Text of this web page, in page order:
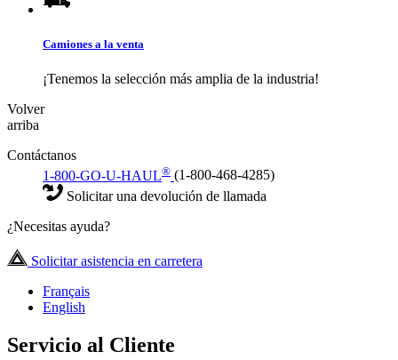
Camiones a la venta
¡Tenemos la selección más amplia de la industria!
Volver
arriba
Contáctanos
1-800-GO-U-HAUL® (1-800-468-4285)
Solicitar una devolución de llamada
¿Necesitas ayuda?
Solicitar asistencia en carretera
Français
English
Servicio al Cliente